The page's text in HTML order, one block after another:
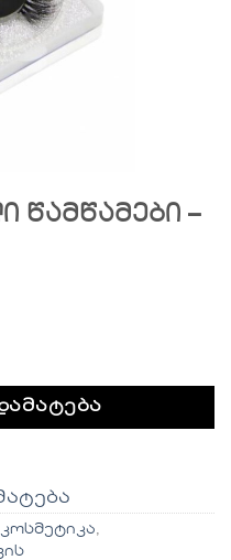
წამწამები –
წამწამები - L502
,